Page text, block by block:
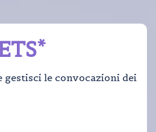
gestisci le convocazioni dei